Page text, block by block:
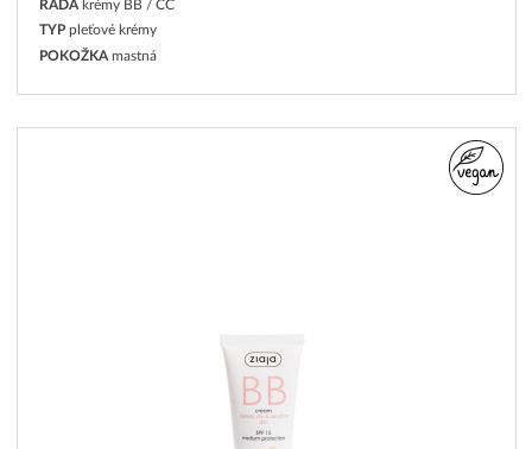
ŘADA krémy BB / CC
TYP pleťové krémy
POKOŽKA mastná